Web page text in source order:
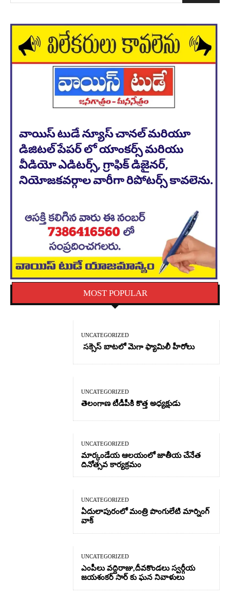
MOST POPULAR
UNCATEGORIZED
సక్సెస్ బాటలో మెగా ఫ్యామిలీ హీరోలు
UNCATEGORIZED
తెలంగాణ టీడీపీకి కొత్త అధ్యక్షుడు
UNCATEGORIZED
మార్కండేయ ఆలయంలో జాతీయ చేనేత
దినోత్సవ కార్యక్రమం
UNCATEGORIZED
ఏదులాపురంలో మంత్రి పొంగులేటి మార్నింగ్
వాక్
UNCATEGORIZED
ఎంపీలు వద్దిరాజు,దీవకొండలు స్వర్గీయ
జయశంకర్ సార్ కు ఘన నివాళులు